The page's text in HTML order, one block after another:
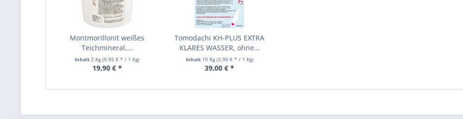
Montmorillonit weißes
Teichmineral,...
Inhalt2 Kg(9,95 € * / 1 Kg)
19,90 € *
Tomodachi KH-PLUS EXTRA
KLARES WASSER, ohne...
Inhalt 10 Kg(3,90 € * / 1 Kg)
39,00 € *